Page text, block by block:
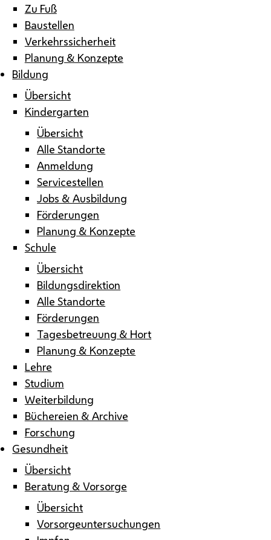
Zu Fuß
Baustellen
Verkehrssicherheit
Planung & Konzepte
Bildung
Übersicht
Kindergarten
Übersicht
Alle Standorte
Anmeldung
Servicestellen
Jobs & Ausbildung
Förderungen
Planung & Konzepte
Schule
Übersicht
Bildungsdirektion
Alle Standorte
Förderungen
Tagesbetreuung & Hort
Planung & Konzepte
Lehre
Studium
Weiterbildung
Büchereien & Archive
Forschung
Gesundheit
Übersicht
Beratung & Vorsorge
Übersicht
Vorsorgeuntersuchungen